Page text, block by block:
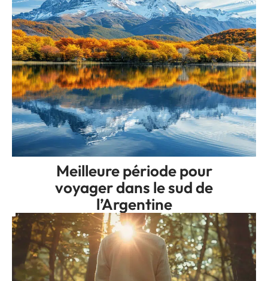
Meilleure période pour
voyager dans le sud de
l’Argentine